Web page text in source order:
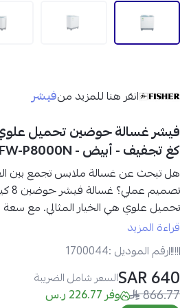
انقر هنا للمزيد منفيشر
كغ تجفيف - أبيض - FW-P8000N
هل تبحث عن غسالة ملابستجمع بين
تصميم عملي؟
تحميل علوي هي الخيار المثالي. معسعة
تجفيف 5 كغ
والتجفيف بوقت أقل.
مواصفات غسالة فيشر حوضين 8 كيلو مع مجفف في السعودية:
العلامة التجارية:فيشر
قراءة المزيد
رقم الموديل :1700044
640 SAR السعر شامل الضريبة
866.77 وفر 226.77 ر.س